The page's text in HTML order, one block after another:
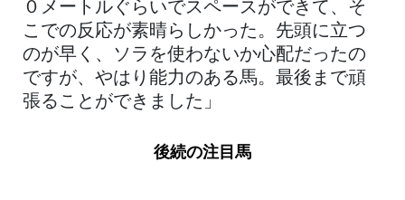
０メートルぐらいでスペースができて、そ
こでの反応が素晴らしかった。先頭に立つ
のが早く、ソラを使わないか心配だったの
ですが、やはり能力のある馬。最後まで頑
張ることができました」
後続の注目馬